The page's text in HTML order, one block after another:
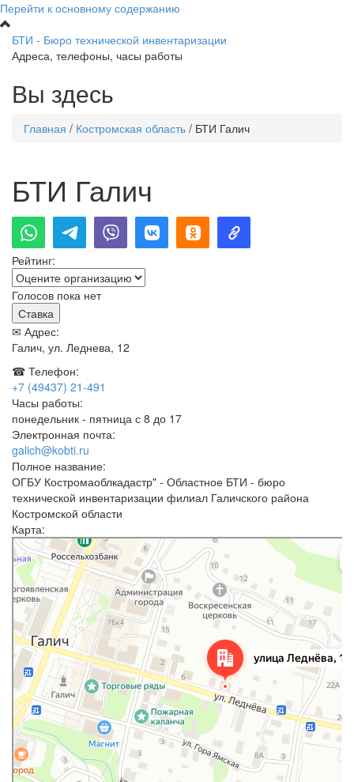
Перейти к основному содержанию
БТИ - Бюро технической инвентаризации
Адреса, телефоны, часы работы
Вы здесь
Главная / Костромская область / БТИ Галич
БТИ Галич
Рейтинг:
Голосов пока нет
✉ Адрес:
Галич, ул. Леднева, 12
☎ Телефон:
+7 (49437) 21-491
Часы работы:
понедельник - пятница с 8 до 17
Электронная почта:
galich@kobti.ru
Полное название:
ОГБУ Костромаоблкадастр" - Областное БТИ - бюро
технической инвентаризации филиал Галичского района
Костромской области
Карта:
Галич
Улица Леднева, 12 — Яндекс.Карты